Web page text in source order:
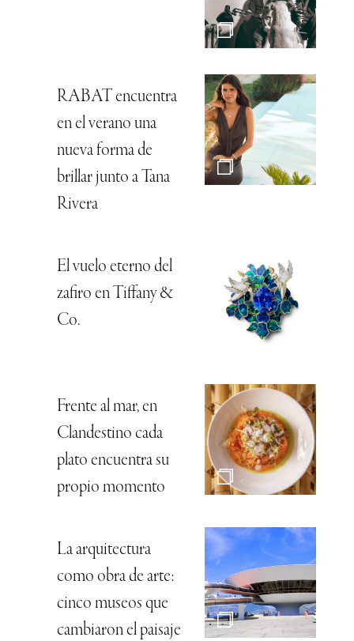
RABAT encuentra
en el verano una
nueva forma de
brillar junto a Tana
Rivera
El vuelo eterno del
zafiro en Tiffany &
Co.
Frente al mar, en
Clandestino cada
plato encuentra su
propio momento
La arquitectura
como obra de arte:
cinco museos que
cambiaron el paisaje